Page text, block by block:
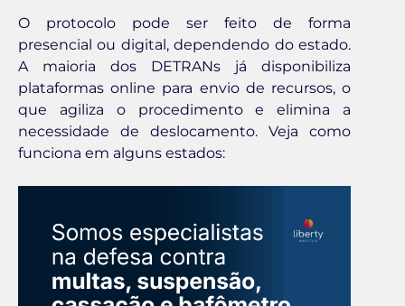
O protocolo pode ser feito de forma
presencial ou digital, dependendo do estado.
A maioria dos DETRANs já disponibiliza
plataformas online para envio de recursos, o
que agiliza o procedimento e elimina a
necessidade de deslocamento. Veja como
funciona em alguns estados: